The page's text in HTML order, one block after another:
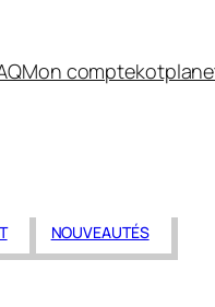
Mon compte
NOUVEAUTÉS